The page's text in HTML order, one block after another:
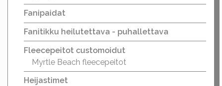
Fanipaidat
Fanitikku heilutettava - puhallettava
Fleecepeitot customoidut
Myrtle Beach fleecepeitot
Heijastimet